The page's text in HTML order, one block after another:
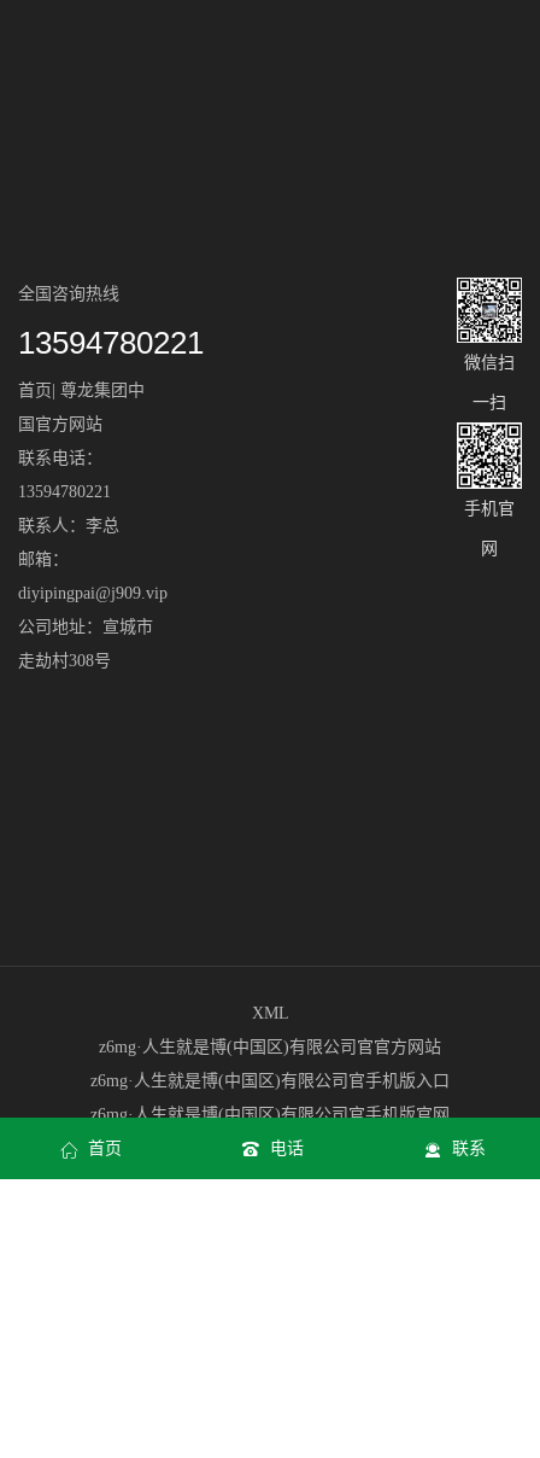
全国咨询热线
13594780221
首页| 尊龙集团中
国官方网站
联系电话：
13594780221
联系人：李总
邮箱：
diyipingpai@j909.vip
公司地址：宣城市
走劫村308号
微信扫
一扫
手机官
网
XML
z6mg·人生就是博(中国区)有限公司官官方网站
z6mg·人生就是博(中国区)有限公司官手机版入口
z6mg·人生就是博(中国区)有限公司官手机版官网
z6mg·人生就是博(中国区)有限公司官Web网页版
z6mg·人生就是博(中国区)有限公司官app下载地址
首页 电话 联系